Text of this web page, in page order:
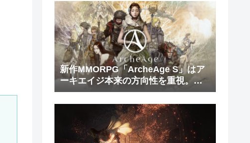
新作MMORPG「ArcheAge S」はア
ーキエイジ本来の方向性を重視。
2027年第2四半期にリリース予定